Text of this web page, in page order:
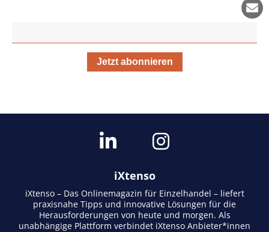
Jetzt abonnieren
iXtenso
iXtenso – Das Onlinemagazin für Einzelhandel – liefert
praxisnahe Tipps und innovative Lösungen für die
Herausforderungen von heute und morgen. Als
unabhängige Plattform verbindet iXtenso Anbieter*innen